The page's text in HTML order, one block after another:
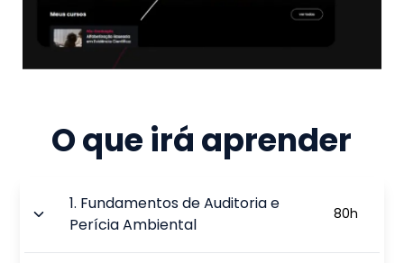
O que irá aprender
1. Fundamentos de Auditoria e
Perícia Ambiental
80h